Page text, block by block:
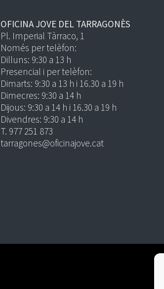
OFICINA JOVE DEL TARRAGONÈS
Pl. Imperial Tàrraco, 1
Només per telèfon:
Dilluns: 9:30 a 13 h
Presencial i per telèfon:
Dimarts: 9:30 a 13 h i 16.30 a 19 h
Dimecres: 9:30 a 14 h
Dijous: 9:30 a 14 h i 16.30 a 19 h
Divendres: 9:30 a 14 h
T. 977 251 873
tarragones@oficinajove.cat